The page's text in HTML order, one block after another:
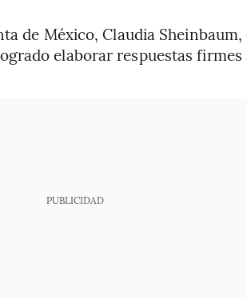
de México, Claudia
elaborar respuestas firmes
PUBLICIDAD